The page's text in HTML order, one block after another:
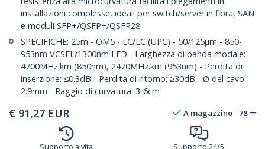
installazioni complesse, ideali per switch/server in fibra, SAN
e moduli SFP+/QSFP+/QSFP28
SPECIFICHE: 25m - OM5 - LC/LC (UPC) - 50/125µm - 850-
953nm VCSEL/1300nm LED - Larghezza di banda modale:
4700MHz.km (850nm), 2470MHz.km (953nm) - Perdita di
inserzione: ≤0.3dB - Perdita di ritorno: ≥30dB - Ø del cavo:
2.9mm - Raggio di curvatura: 3-6cm
€ 91,27 EUR A magazzino 78
Supporto a vita Supporto 24/5